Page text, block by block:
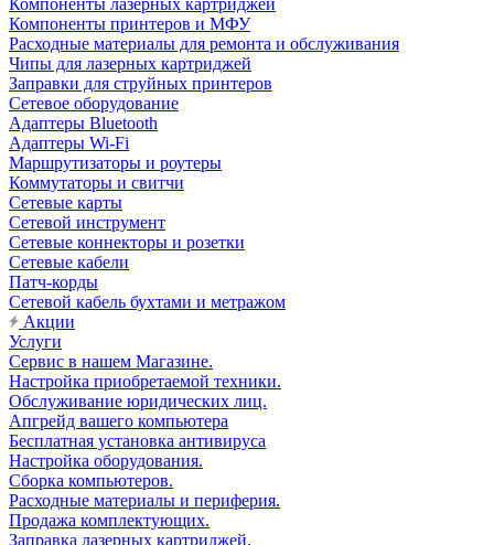
Компоненты лазерных картриджей
Компоненты принтеров и МФУ
Расходные материалы для ремонта и обслуживания
Чипы для лазерных картриджей
Заправки для струйных принтеров
Сетевое оборудование
Адаптеры Bluetooth
Адаптеры Wi-Fi
Маршрутизаторы и роутеры
Коммутаторы и свитчи
Сетевые карты
Сетевой инструмент
Сетевые коннекторы и розетки
Сетевые кабели
Патч-корды
Сетевой кабель бухтами и метражом
Акции
Услуги
Сервис в нашем Магазине.
Настройка приобретаемой техники.
Обслуживание юридических лиц.
Апгрейд вашего компьютера
Бесплатная установка антивируса
Настройка оборудования.
Сборка компьютеров.
Расходные материалы и периферия.
Продажа комплектующих.
Заправка лазерных картриджей.